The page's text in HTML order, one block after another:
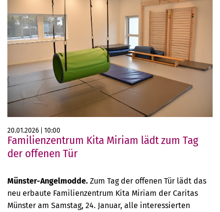
20.01.2026 10:00
Familienzentrum Kita Miriam lädt zum Tag
der offenen Tür
Münster-Angelmodde. Zum Tag der offenen Tür lädt das
neu erbaute Familienzentrum Kita Miriam der Caritas
Münster am Samstag, 24. Januar, alle interessierten